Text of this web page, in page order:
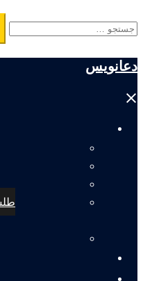
جستجو
برای:
دعانویس
Close